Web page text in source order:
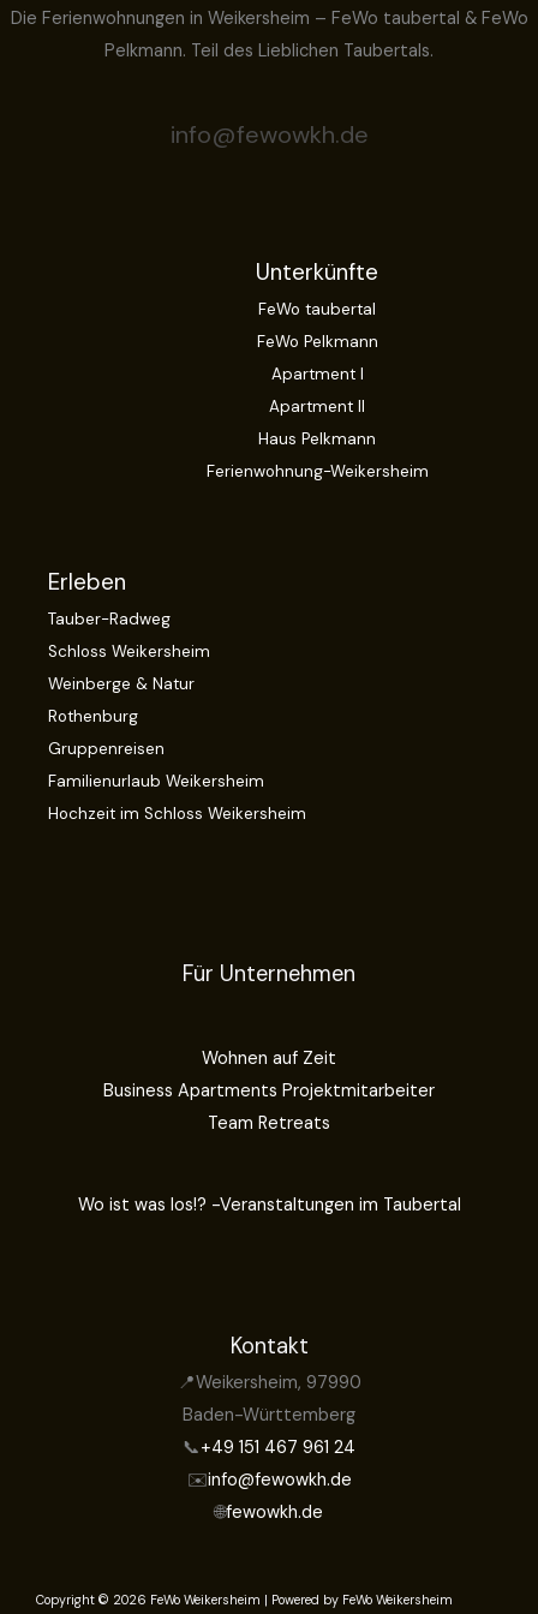
Die Ferienwohnungen in Weikersheim – FeWo taubertal & FeWo
Pelkmann. Teil des Lieblichen Taubertals.
info@fewowkh.de
Unterkünfte
FeWo taubertal
FeWo Pelkmann
Apartment I
Apartment II
Haus Pelkmann
Ferienwohnung-Weikersheim
Erleben
Tauber-Radweg
Schloss Weikersheim
Weinberge & Natur
Rothenburg
Gruppenreisen
Familienurlaub Weikersheim
Hochzeit im Schloss Weikersheim
Für Unternehmen
Wohnen auf Zeit
Business Apartments Projektmitarbeiter
Team Retreats
Wo ist was los!? -Veranstaltungen im Taubertal
Kontakt
📍Weikersheim, 97990
Baden-Württemberg
📞+49 151 467 961 24
✉️info@fewowkh.de
🌐fewowkh.de
Copyright © 2026 FeWo Weikersheim | Powered by FeWo Weikersheim